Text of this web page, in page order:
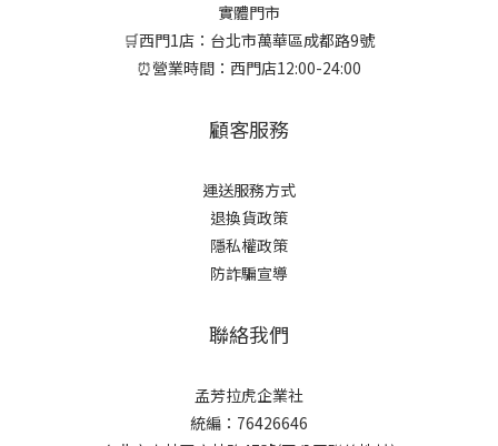
實體門市
🛒西門1店：台北市萬華區成都路9號
⏰營業時間：西門店12:00-24:00
顧客服務
運送服務方式
退換貨政策
隱私權政策
防詐騙宣導
聯絡我們
孟芳拉虎企業社
統編：76426646